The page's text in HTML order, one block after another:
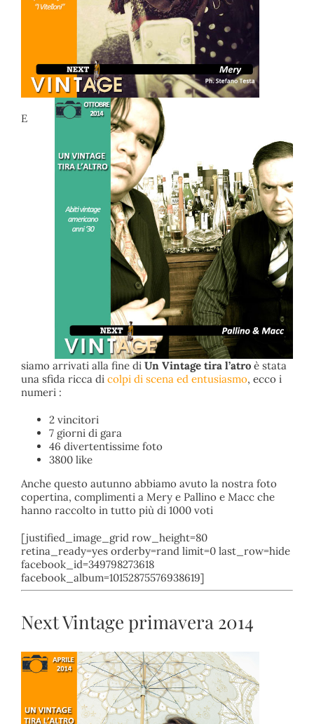
E
siamo arrivati alla fine di Un Vintage tira l’atro è stata
una sfida ricca di colpi di scena ed entusiasmo, ecco i
numeri :
2 vincitori
7 giorni di gara
46 divertentissime foto
3800 like
Anche questo autunno abbiamo avuto la nostra foto
copertina, complimenti a Mery e Pallino e Macc che
hanno raccolto in tutto più di 1000 voti
[justified_image_grid row_height=80
retina_ready=yes orderby=rand limit=0 last_row=hide
facebook_id=349798273618
facebook_album=10152875576938619]
Next Vintage primavera 2014